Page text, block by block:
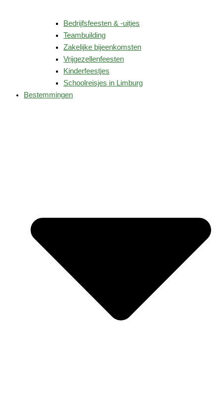
Bedrijfsfeesten & -uitjes
Teambuilding
Zakelijke bijeenkomsten
Vrijgezellenfeesten
Kinderfeestjes
Schoolreisjes in Limburg
Bestemmingen